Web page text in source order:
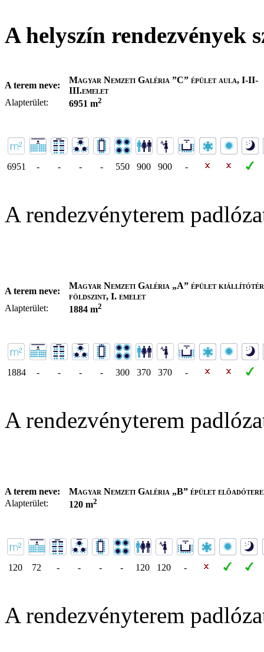
A helyszín rendezvények
A terem neve:
Magyar Nemzeti Galéria ”C” épület aula, I-II-
III.emelet
Alapterület:
6951 m2
6951 - - - - 550 900 900 -
A rendezvényterem
A terem neve:
Magyar Nemzeti Galéria „A” épület kiállítótér
földszint, I. emelet
Alapterület:
1884 m2
1884 - - - - 300 370 370 -
A rendezvényterem
A terem neve:
Magyar Nemzeti Galéria „B” épület
Alapterület:
120 m2
120 72 - - - - 120 120 -
A rendezvényterem